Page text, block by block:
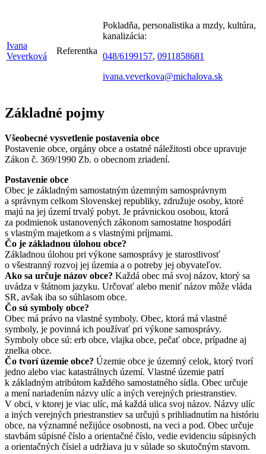
Ivana
Veverková
Referentka
Pokladňa, personalistika a mzdy, kultúra,
kanalizácia:
048/6199157, 0911858681
ivana.veverkova@michalova.sk
Základné pojmy
Všeobecné vysvetlenie postavenia obce
Postavenie obce, orgány obce a ostatné náležitosti obce upravuje
Zákon č. 369/1990 Zb. o obecnom zriadení.
Postavenie obce
Obec je základným samostatným územným samosprávnym
a správnym celkom Slovenskej republiky, združuje osoby, ktoré
majú na jej území trvalý pobyt. Je právnickou osobou, ktorá
za podmienok ustanovených zákonom samostatne hospodári
s vlastným majetkom a s vlastnými príjmami.
Čo je základnou úlohou obce?
Základnou úlohou pri výkone samosprávy je starostlivosť
o všestranný rozvoj jej územia a o potreby jej obyvateľov.
Ako sa určuje názov obce? Každá obec má svoj názov, ktorý sa
uvádza v štátnom jazyku. Určovať alebo meniť názov môže vláda
SR, avšak iba so súhlasom obce.
Čo sú symboly obce?
Obec má právo na vlastné symboly. Obec, ktorá má vlastné
symboly, je povinná ich používať pri výkone samosprávy.
Symboly obce sú: erb obce, vlajka obce, pečať obce, prípadne aj
znelka obce.
Čo tvorí územie obce? Územie obce je územný celok, ktorý tvorí
jedno alebo viac katastrálnych území. Vlastné územie patrí
k základným atribútom každého samostatného sídla. Obec určuje
a mení nariadením názvy ulíc a iných verejných priestranstiev.
V obci, v ktorej je viac ulíc, má každá ulica svoj názov. Názvy ulíc
a iných verejných priestranstiev sa určujú s prihliadnutím na históriu
obce, na významné nežijúce osobnosti, na veci a pod. Obec určuje
stavbám súpisné číslo a orientačné číslo, vedie evidenciu súpisných
a orientačných čísiel a udržiava ju v súlade so skutočným stavom.